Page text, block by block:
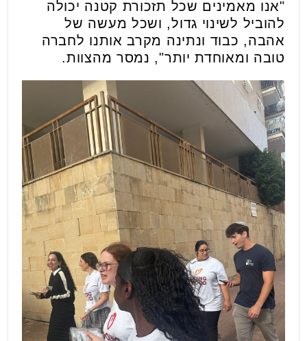
"אנו מאמינים שכל תזכורת קטנה יכולה
להוביל לשינוי גדול, ושכל מעשה של
אהבה, כבוד ונתינה מקרב אותנו לחברה
טובה ומאוחדת יותר", נמסר מהצוות.